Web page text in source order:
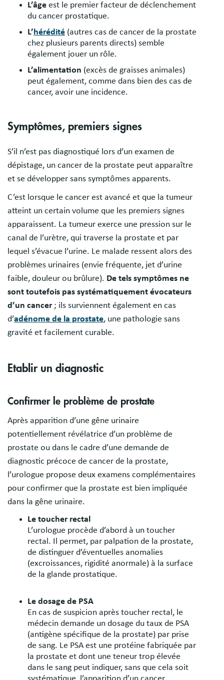
L’âge est le premier facteur de déclenchement
du cancer prostatique.
L’ hérédité (autres cas de cancer de la prostate
chez plusieurs parents directs) semble
également jouer un rôle.
L’alimentation (excès de graisses animales)
peut également, comme dans bien des cas de
cancer, avoir une incidence.
Symptômes, premiers signes
S’il n’est pas diagnostiqué lors d’un examen de
dépistage, un cancer de la prostate peut apparaître
et se développer sans symptômes apparents.
C’est lorsque le cancer est avancé et que la tumeur
atteint un certain volume que les premiers signes
apparaissent. La tumeur exerce une pression sur le
canal de l’urètre, qui traverse la prostate et par
lequel s’évacue l’urine. Le malade ressent alors des
problèmes urinaires (envie fréquente, jet d’urine
faible, douleur ou brûlure). De tels symptômes ne
sont toutefois pas systématiquement évocateurs
d’un cancer; ils surviennent également en cas
d’adénome de la prostate, une pathologie sans
gravité et facilement curable.
Etablir un diagnostic
Confirmer le problème de prostate
Après apparition d’une gêne urinaire
potentiellement révélatrice d’un problème de
prostate ou dans le cadre d’une demande de
diagnostic précoce de cancer de la prostate,
l’urologue propose deux examens complémentaires
pour confirmer que la prostate est bien impliquée
dans la gêne urinaire.
Le toucher rectal
L’urologue procède d’abord à un toucher
rectal. Il permet, par palpation de la prostate,
de distinguer d’éventuelles anomalies
(excroissances, rigidité anormale) à la surface
de la glande prostatique.
Le dosage de PSA
En cas de suspicion après toucher rectal, le
médecin demande un dosage du taux de PSA
(antigène spécifique de la prostate) par prise
de sang. Le PSA est une protéine fabriquée par
la prostate et dont une teneur trop élevée
dans le sang peut indiquer, sans que cela soit